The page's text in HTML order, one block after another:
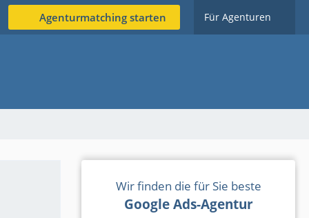
Agenturmatching starten Für Agenturen
Wir finden die für Sie beste
Google Ads-Agentur